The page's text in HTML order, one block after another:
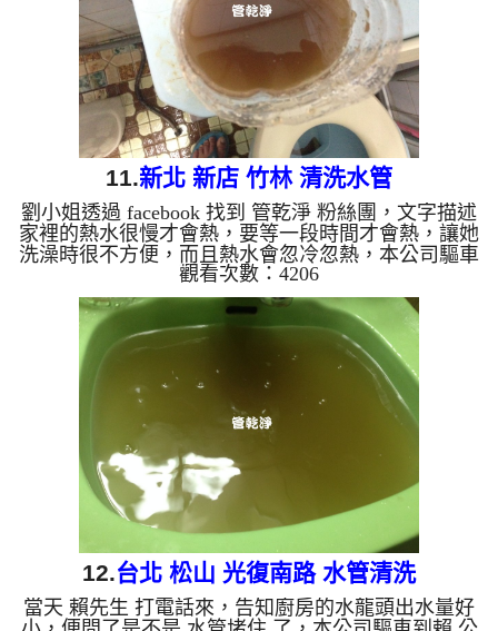
11.新北 新店 竹林 清洗水管
劉小姐透過 facebook 找到 管乾淨 粉絲團，文字描述
家裡的熱水很慢才會熱，要等一段時間才會熱，讓她
洗澡時很不方便，而且熱水會忽冷忽熱，本公司驅車
到 劉小姐 家裡檢測，發現管路裡面都是泥沙及鐵
鏽，所以水無法正常通過，，本公司架起 水管清洗
機 ，開始 清洗水管 ，鐵鏽水從水龍頭狂噴，馬上就
裝滿一杯黑水，如下圖及影片，劉小姐嚇一跳，水管
怎麼藏了這麼多東西，清洗水管 過程堵住了好幾
次，本公司改以特殊工法處理， 水管清洗 約兩小時
後，出水量變大， 劉小姐能痛快的洗澡了。 清洗...
觀看次數：4206
12.台北 松山 光復南路 水管清洗
當天 賴先生 打電話來，告知廚房的水龍頭出水量好